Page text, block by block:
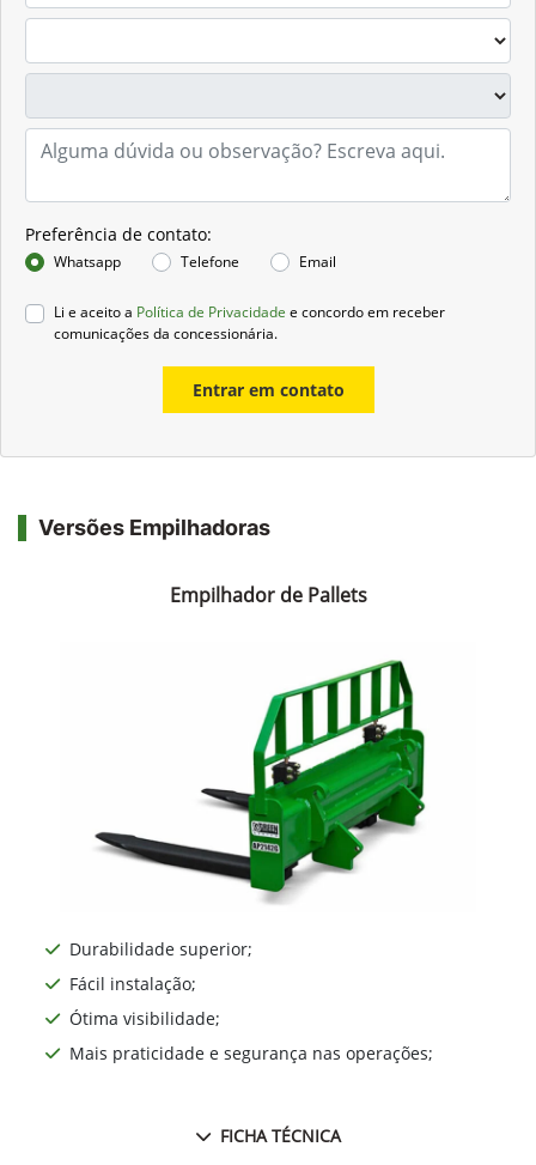
Preferência de contato:
Whatsapp Telefone Email
Li e aceito a Política de Privacidade e concordo em receber
comunicações da concessionária.
Entrar em contato
Versões Empilhadoras
Empilhador de Pallets
Durabilidade superior;
Fácil instalação;
Ótima visibilidade;
Mais praticidade e segurança nas operações;
FICHA TÉCNICA